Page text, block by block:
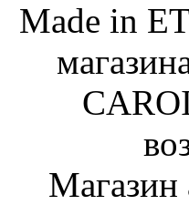
Made in